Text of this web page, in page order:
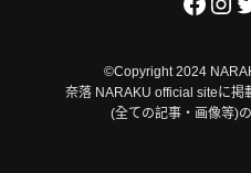
©Copyright 2024
奈落 NARAKU official siteに掲
(全ての記事・画像等)